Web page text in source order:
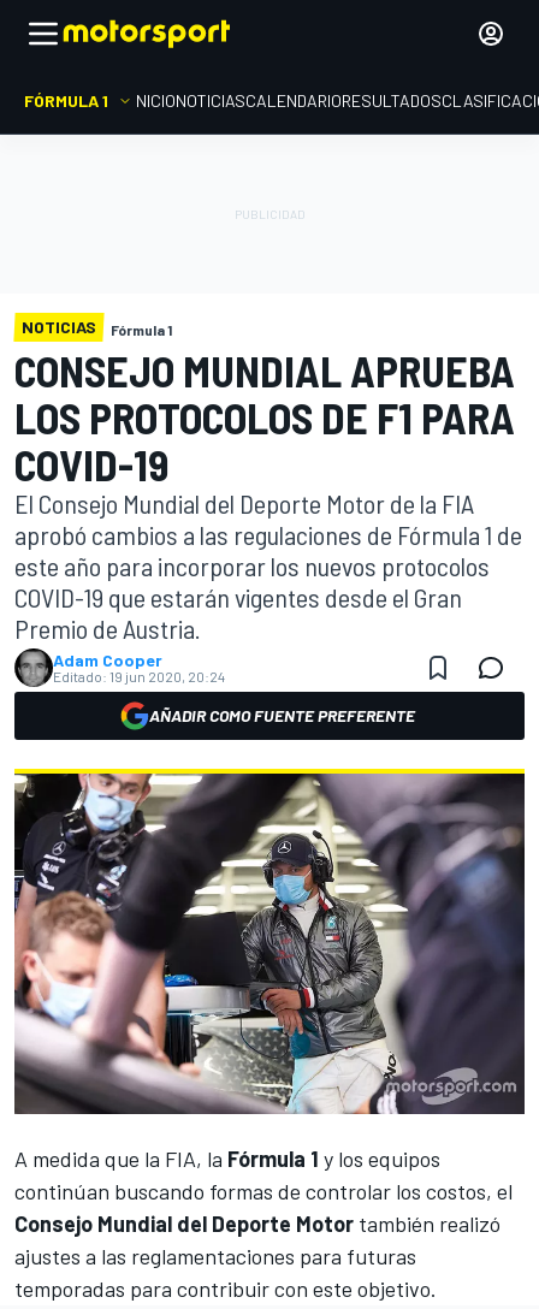
FÓRMULA 1 INICIONOTICIASCALENDARIORESULTADOS
NOTICIAS Fórmula 1
CONSEJO MUNDIAL APRUEBA
LOS PROTOCOLOS DE F1 PARA
COVID-19
El Consejo Mundial del Deporte Motor de la FIA
aprobó cambios a las regulaciones de Fórmula 1 de
este año para incorporar los nuevos protocolos
COVID-19 que estarán vigentes desde el Gran
Premio de Austria.
Adam Cooper
Editado: 19 jun 2020, 20:24
AÑADIR COMO FUENTE PREFERENTE
A medida que la FIA, la Fórmula 1 y los equipos
continúan buscando formas de controlar los costos, el
Consejo Mundial del Deporte Motor también realizó
ajustes a las reglamentaciones para futuras
temporadas para contribuir con este objetivo.